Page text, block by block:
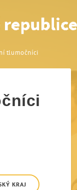
tlumočníci
KRAJ